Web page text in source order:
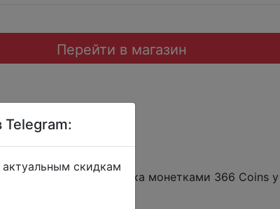
Перейти в магазин
IFPH57ZA + знижка монетками 366 Coins
Telegram:
скидкам